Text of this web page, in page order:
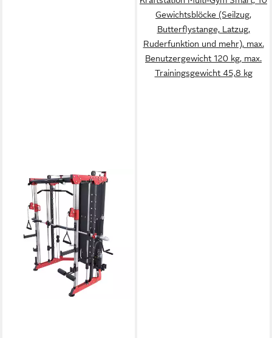
Gewichtsblöcke (Seilzug,
Butterflystange, Latzug,
Ruderfunktion und mehr), max.
Benutzergewicht 120 kg, max.
Trainingsgewicht 45,8 kg